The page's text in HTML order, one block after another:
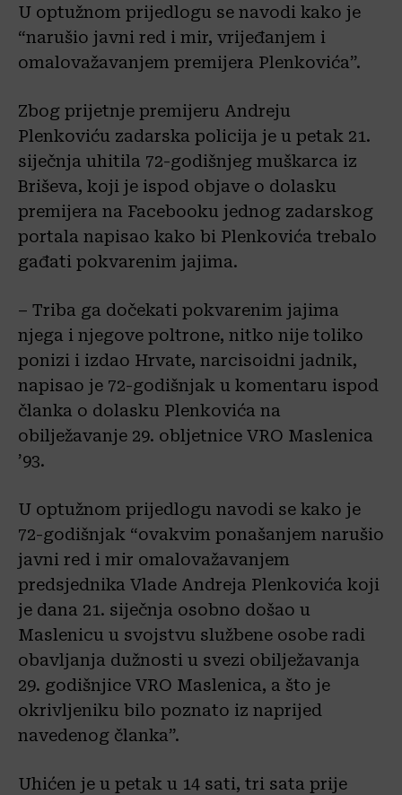
U optužnom prijedlogu se navodi kako je
“narušio javni red i mir, vrijeđanjem i
omalovažavanjem premijera Plenkovića”.
Zbog prijetnje premijeru Andreju
Plenkoviću zadarska policija je u petak 21.
siječnja uhitila 72-godišnjeg muškarca iz
Briševa, koji je ispod objave o dolasku
premijera na Facebooku jednog zadarskog
portala napisao kako bi Plenkovića trebalo
gađati pokvarenim jajima.
– Triba ga dočekati pokvarenim jajima
njega i njegove poltrone, nitko nije toliko
ponizi i izdao Hrvate, narcisoidni jadnik,
napisao je 72-godišnjak u komentaru ispod
članka o dolasku Plenkovića na
obilježavanje 29. obljetnice VRO Maslenica
’93.
U optužnom prijedlogu navodi se kako je
72-godišnjak “ovakvim ponašanjem narušio
javni red i mir omalovažavanjem
predsjednika Vlade Andreja Plenkovića koji
je dana 21. siječnja osobno došao u
Maslenicu u svojstvu službene osobe radi
obavljanja dužnosti u svezi obilježavanja
29. godišnjice VRO Maslenica, a što je
okrivljeniku bilo poznato iz naprijed
navedenog članka”.
Uhićen je u petak u 14 sati, tri sata prije